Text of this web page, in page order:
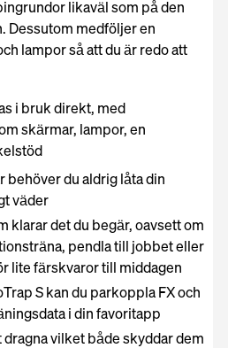
likaväl som på den
Dessutom medföljer en
lampor så att du är redo att
i bruk direkt, med
skärmar, lampor, en
behöver du aldrig låta din
väder
klarar det du begär, oavsett om
pendla till jobbet eller
lite färskvaror till middagen
S kan du parkoppla FX och
i din favoritapp
dragna vilket både skyddar dem